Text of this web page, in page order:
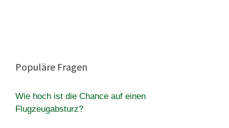
Populäre Fragen
Wie hoch ist die Chance auf einen
Flugzeugabsturz?